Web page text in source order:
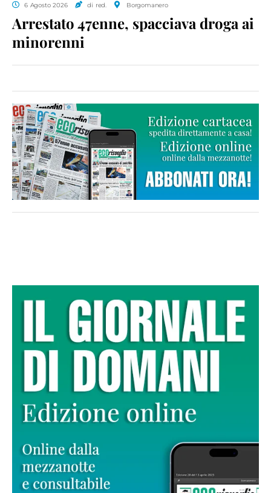
6 Agosto 2026 di red. Borgomanero
Arrestato 47enne, spacciava droga ai
minorenni